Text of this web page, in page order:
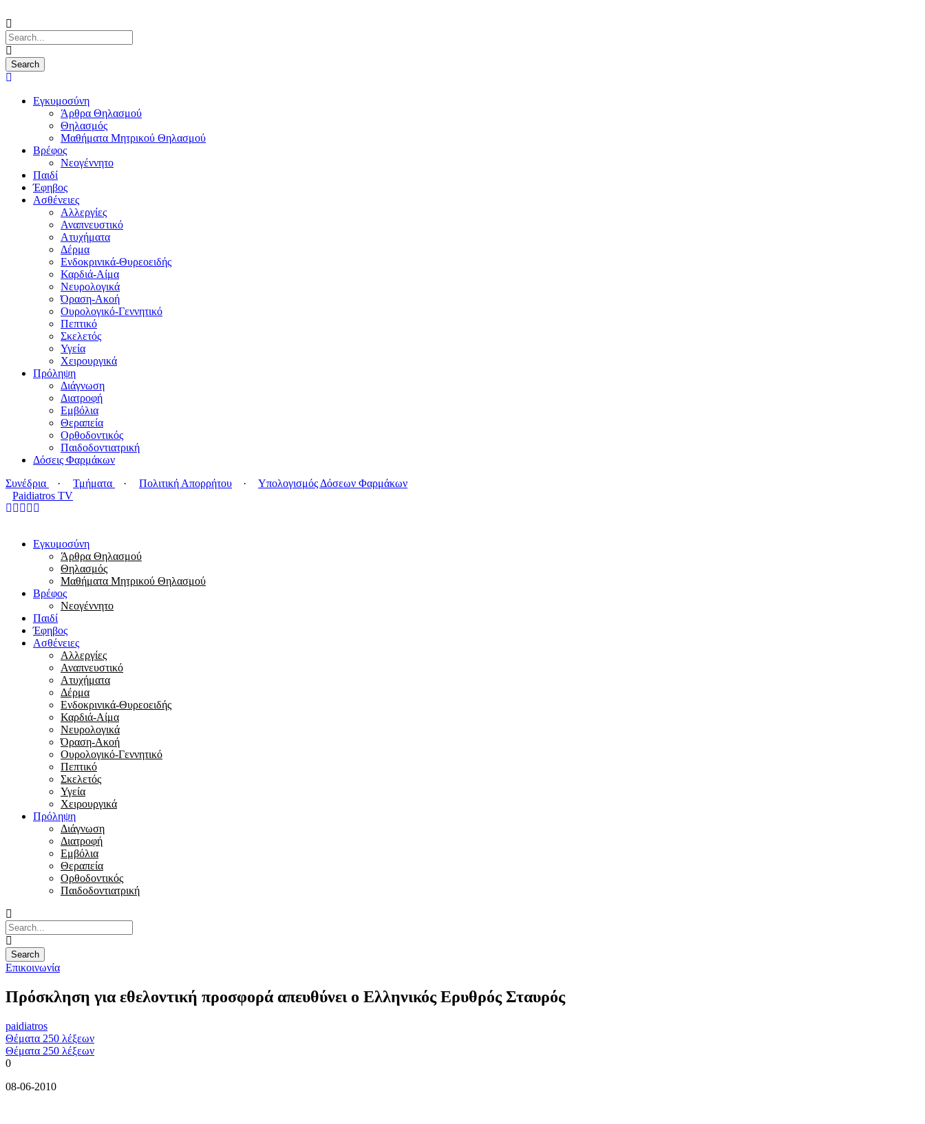
Εγκυμοσύνη
Άρθρα Θηλασμού
Θηλασμός
Μαθήματα Μητρικού Θηλασμού
Βρέφος
Νεογέννητο
Παιδί
Έφηβος
Ασθένειες
Αλλεργίες
Αναπνευστικό
Ατυχήματα
Δέρμα
Ενδοκρινικά-Θυρεοειδής
Καρδιά-Αίμα
Νευρολογικά
Όραση-Ακοή
Ουρολογικό-Γεννητικό
Πεπτικό
Σκελετός
Υγεία
Χειρουργικά
Πρόληψη
Διάγνωση
Διατροφή
Εμβόλια
Θεραπεία
Ορθοδοντικός
Παιδοδοντιατρική
Δόσεις Φαρμάκων
Συνέδρια
· Τμήματα · Πολιτική Απορρήτου ·
Υπολογισμός Δόσεων Φαρμάκων
Paidiatros TV
Εγκυμοσύνη
Άρθρα Θηλασμού
Θηλασμός
Μαθήματα Μητρικού Θηλασμού
Βρέφος
Νεογέννητο
Παιδί
Έφηβος
Ασθένειες
Αλλεργίες
Αναπνευστικό
Ατυχήματα
Δέρμα
Ενδοκρινικά-Θυρεοειδής
Καρδιά-Αίμα
Νευρολογικά
Όραση-Ακοή
Ουρολογικό-Γεννητικό
Πεπτικό
Σκελετός
Υγεία
Χειρουργικά
Πρόληψη
Διάγνωση
Διατροφή
Εμβόλια
Θεραπεία
Ορθοδοντικός
Παιδοδοντιατρική
Επικοινωνία
Πρόσκληση για εθελοντική προσφορά απευθύνει ο Ελληνικός Ερυθρός Σταυρός
paidiatros
Θέματα 250 λέξεων
Θέματα 250 λέξεων
0
08-06-2010